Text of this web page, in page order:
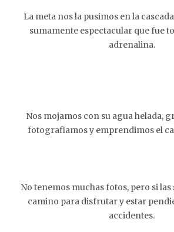
La meta nos la pusimos en la
sumamente espectacular que fue
adrenalina.
Nos mojamos con su agua helada,
fotografiamos y emprendimos el
No tenemos muchas fotos, pero si
camino para disfrutar y estar
accidentes.